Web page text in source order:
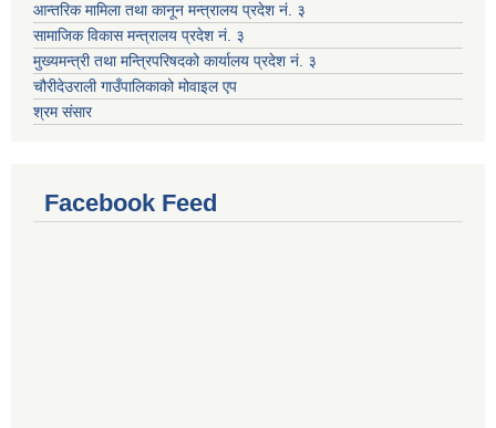
आन्तरिक मामिला तथा कानून मन्त्रालय प्रदेश नं. ३
सामाजिक विकास मन्त्रालय प्रदेश नं. ३
मुख्यमन्त्री तथा मन्त्रिपरिषदको कार्यालय प्रदेश नं. ३
चौरीदेउराली गाउँपालिकाको मोवाइल एप
श्रम संसार
Facebook Feed